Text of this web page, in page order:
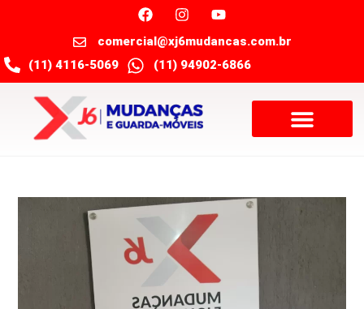
comercial@xj6mudancas.com.br
(11) 4116-5069
(11) 94902-6866